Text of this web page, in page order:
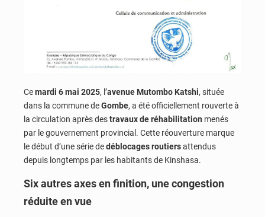
Cemardi 6 mai 2025, l’avenue Mutombo Katshi, située
dans la commune deGombe, a été officiellement rouverte à
la circulation après destravaux de réhabilitation menés
par le gouvernement provincial. Cette réouverture marque
le début d’une série dedéblocages routiersattendus
depuis longtemps par les habitants de Kinshasa.
Six autres axes en finition, une congestion
réduite en vue